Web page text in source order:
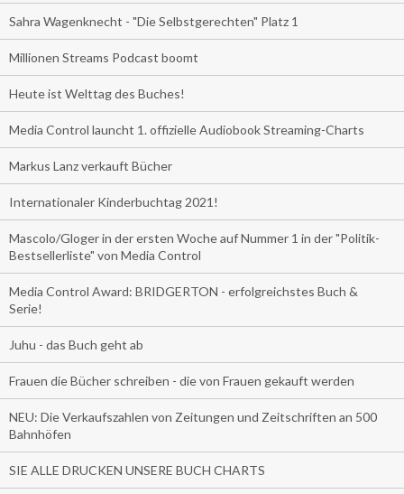
Sahra Wagenknecht - "Die Selbstgerechten" Platz 1
Millionen Streams Podcast boomt
Heute ist Welttag des Buches!
Media Control launcht 1. offizielle Audiobook Streaming-Charts
Markus Lanz verkauft Bücher
Internationaler Kinderbuchtag 2021!
Mascolo/Gloger in der ersten Woche auf Nummer 1 in der "Politik-
Bestsellerliste" von Media Control
Media Control Award: BRIDGERTON - erfolgreichstes Buch &
Serie!
Juhu - das Buch geht ab
Frauen die Bücher schreiben - die von Frauen gekauft werden
NEU: Die Verkaufszahlen von Zeitungen und Zeitschriften an 500
Bahnhöfen
SIE ALLE DRUCKEN UNSERE BUCH CHARTS